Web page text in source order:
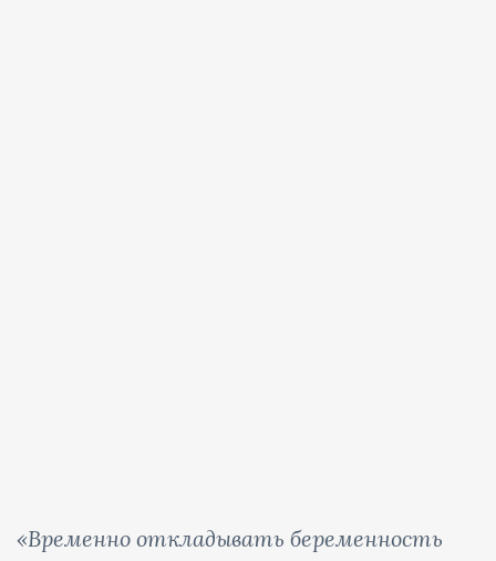
«Временно откладывать беременность